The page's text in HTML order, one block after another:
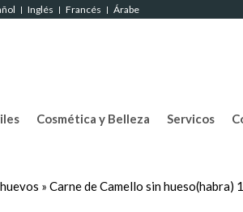
| Inglés | Francés | Árabe
Cosmética y Belleza Servicos
» Carne de Camello sin hueso(habra)